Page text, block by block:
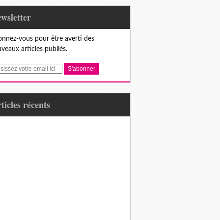
vous pour être averti des
articles publiés.
récents